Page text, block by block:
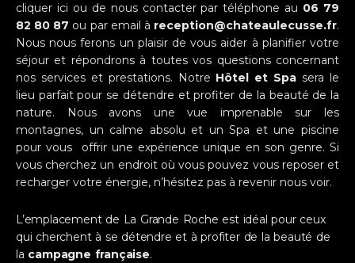
cliquer ici ou de nous contacter par téléphone au 06 79
82 80 87 ou par email à reception@chateaulecusse.fr.
Nous nous ferons un plaisir de vous aider à planifier votre
séjour et répondrons à toutes vos questions concernant
nos services et prestations. Notre Hôtel et Spa sera le
lieu parfait pour se détendre et profiter de la beauté de la
nature. Nous avons une vue imprenable sur les
montagnes, un calme absolu et un Spa et une piscine
pour vous
offrir une expérience unique en son genre. Si
vous cherchez un endroit où vous pouvez vous reposer et
recharger votre énergie, n’hésitez pas à revenir nous voir.
L’emplacement de La Grande Roche est idéal pour ceux
qui cherchent à se détendre et à profiter de la beauté de
la campagne française.